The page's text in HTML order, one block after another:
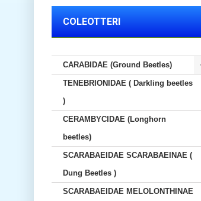
COLEOTTERI
CARABIDAE (Ground Beetles)
TENEBRIONIDAE ( Darkling beetles
)
CERAMBYCIDAE (Longhorn
beetles)
SCARABAEIDAE SCARABAEINAE (
Dung Beetles )
SCARABAEIDAE MELOLONTHINAE